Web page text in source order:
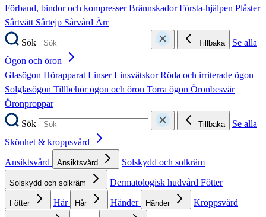
Förband, bindor och kompresserBrännskadorFörsta-hjälpen Plåster
Sårtvätt Sårtejp Sårvård Ärr
Sök
Tillbaka
Se alla
Ögon och öron
Glasögon HörapparatLinserLinsvätskorRöda och irriterade ögon
Solglasögon Tillbehör ögon och öron Torra ögon Öronbesvär
Öronproppar
Sök
Tillbaka
Se alla
Skönhet & kroppsvård
Ansiktsvård
Ansiktsvård Solskydd och solkräm
Solskydd och solkräm Dermatologisk hudvård Fötter
Fötter Hår Hår Händer Händer Kroppsvård